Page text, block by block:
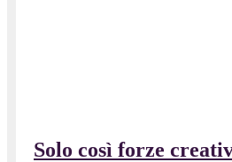
Solo così forze